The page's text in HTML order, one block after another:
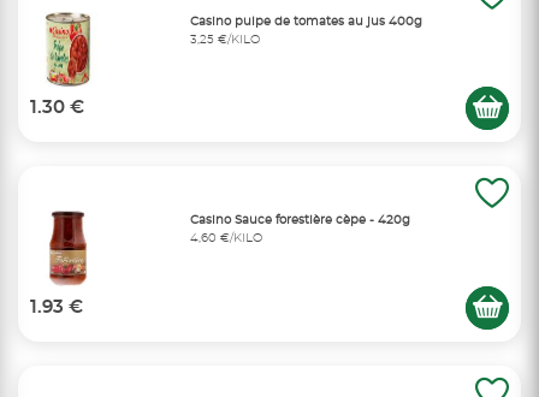
Casino pulpe de tomates au jus 400g
3,25 €/KILO
1.30 €
Casino Sauce forestière cèpe - 420g
4,60 €/KILO
1.93 €